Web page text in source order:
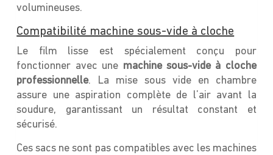
volumineuses.
Compatibilité machine sous-vide à cloche
Le film lisse est spécialement conçu pour
fonctionner avec une machine sous-vide à cloche
professionnelle. La mise sous vide en chambre
assure une aspiration complète de l’air avant la
soudure, garantissant un résultat constant et
sécurisé.
Ces sacs ne sont pas compatibles avec les machines